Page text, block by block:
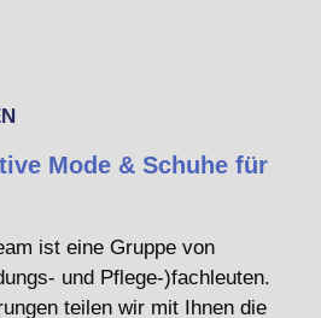
Mode & Schuhe für
ist eine Gruppe von
und Pflege-)fachleuten.
teilen wir mit Ihnen die